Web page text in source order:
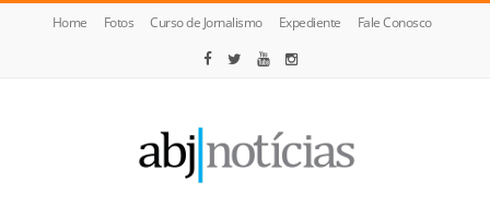
Home Fotos Curso de Jornalismo Expediente Fale Conosco